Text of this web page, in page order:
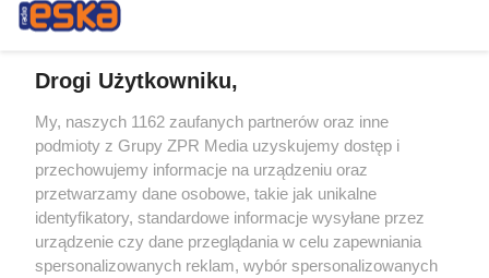
Żaden utwór zamieszczony w serwisie nie może być powielany i
rozpowszechniany lub dalej rozpowszechniany w jakikolwiek sposób (w
tym także elektroniczny lub mechaniczny) na jakimkolwiek polu
eksploatacji w jakiejkolwiek formie, włącznie z umieszczaniem w
Internecie bez pisemnej zgody właściciela praw. Jakiekolwiek użycie lub
wykorzystanie utworów w całości lub w części z naruszeniem prawa,
tzn. bez właściwej zgody, jest zabronione pod groźbą kary i może być
ścigane prawnie.
Drogi Użytkowniku,
My, naszych 1162 zaufanych partnerów oraz inne
podmioty z Grupy ZPR Media uzyskujemy dostęp i
przechowujemy informacje na urządzeniu oraz
przetwarzamy dane osobowe, takie jak unikalne
identyfikatory, standardowe informacje wysyłane przez
urządzenie czy dane przeglądania w celu zapewniania
spersonalizowanych reklam, wybór spersonalizowanych